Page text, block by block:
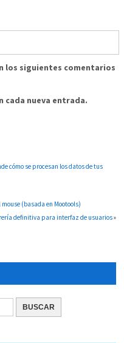
los siguientes comentarios
cada nueva entrada.
cómo se procesan los datos de tus
(basada en Mootools)
definitiva para interfaz de usuarios»